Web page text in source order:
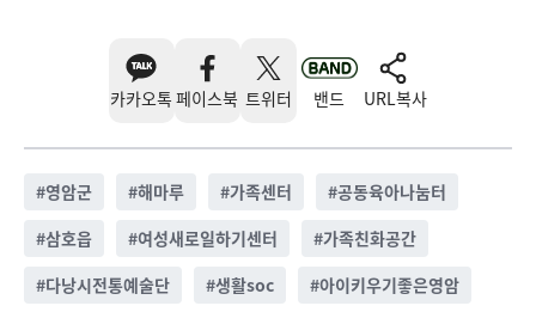
카카오톡 페이스북 트위터 밴드 URL복사
#영암군 #해마루 #가족센터 #공동육아나눔터
#삼호읍 #여성새로일하기센터 #가족친화공간
#다낭시전통예술단 #생활soc #아이키우기좋은영암